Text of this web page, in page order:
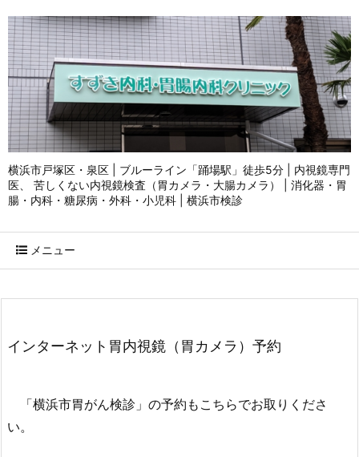
横浜市戸塚区・泉区 | ブルーライン「踊場駅」徒歩5分 | 内視鏡専門
医、 苦しくない内視鏡検査（胃カメラ・大腸カメラ） | 消化器・胃
腸・内科・糖尿病・外科・小児科 | 横浜市検診
メニュー
インターネット胃内視鏡（胃カメラ）予約
「横浜市胃がん検診」の予約もこちらでお取りくださ
い。